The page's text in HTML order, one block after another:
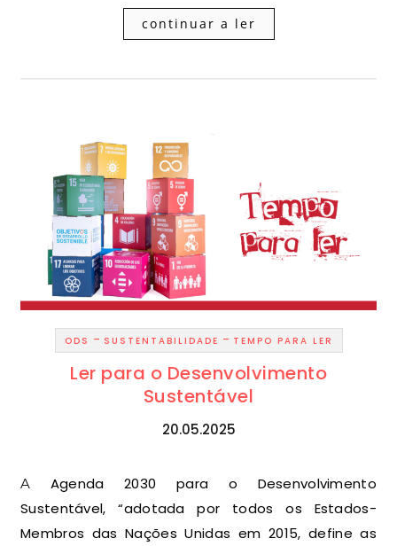
continuar a ler
ODS - SUSTENTABILIDADE - TEMPO PARA LER
Ler para o Desenvolvimento
Sustentável
20.05.2025
A Agenda 2030 para o Desenvolvimento
Sustentável, “adotada por todos os Estados-
Membros das Nações Unidas em 2015, define as